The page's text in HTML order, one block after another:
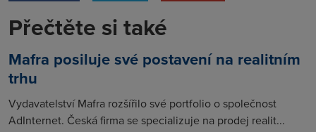
Přečtěte si také
Mafra posiluje své postavení na realitním
trhu
Vydavatelství Mafra rozšířilo své portfolio o společnost
AdInternet. Česká firma se specializuje na prodej realit...